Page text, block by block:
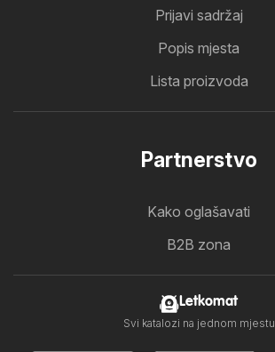
Prijavi sadržaj
Popis mjesta
Lista proizvoda
Partnerstvo
Kako oglašavati
B2B zona
Letkomat
Svi katalozi na jednom mjestu